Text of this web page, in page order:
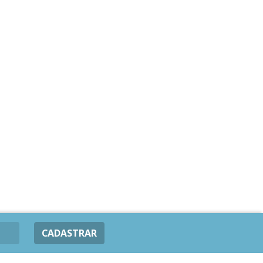
CADASTRAR